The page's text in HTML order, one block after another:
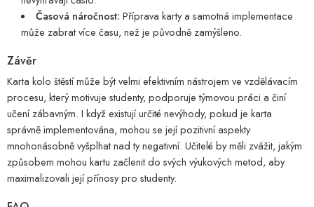
Časová náročnost: Příprava karty a samotná implementace
může zabrat více času, než je původně zamýšleno.
Závěr
Karta kolo štěstí může být velmi efektivním nástrojem ve vzdělávacím
procesu, který motivuje studenty, podporuje týmovou práci a činí
učení zábavným. I když existují určité nevýhody, pokud je karta
správně implementována, mohou se její pozitivní aspekty
mnohonásobně vyšplhat nad ty negativní. Učitelé by měli zvážit, jakým
způsobem mohou kartu začlenit do svých výukových metod, aby
maximalizovali její přínosy pro studenty.